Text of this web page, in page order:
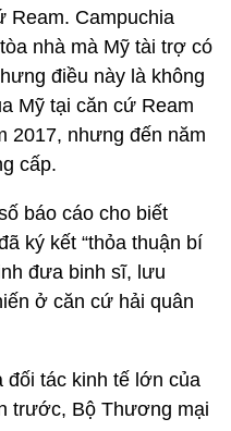
Ream. Campuchia
nhà mà Mỹ tài trợ có
điều này là không
Mỹ tại căn cứ Ream
2017, nhưng đến năm
cấp.
báo cáo cho biết
ký kết “thỏa thuận bí
đưa binh sĩ, lưu
ở căn cứ hải quân
đối tác kinh tế lớn của
trước, Bộ Thương mại